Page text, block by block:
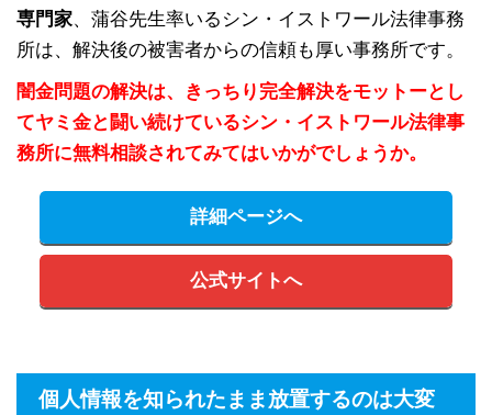
専門家、蒲谷先生率いるシン・イストワール法律事務
所は、解決後の被害者からの信頼も厚い事務所です。
闇金問題の解決は、きっちり完全解決をモットーとし
てヤミ金と闘い続けているシン・イストワール法律事
務所に無料相談されてみてはいかがでしょうか。
詳細ページへ
公式サイトへ
個人情報を知られたまま放置するのは大変